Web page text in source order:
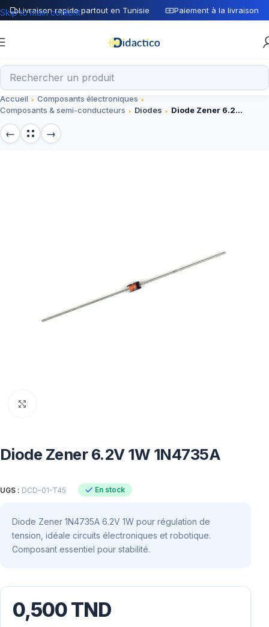
Livraison rapide partout en Tunisie Paiement à la livraison
Skip to main content
Accueil
Composants électroniques
Composants & semi-conducteurs
Diodes Diode Zener 6.2V 1W 1N4735A
Diode Zener 6.2V 1W 1N4735A
UGS : DCD-01-T45 En stock
Diode Zener 1N4735A 6.2V 1W pour régulation de
tension, idéale circuits électroniques et robotique.
Composant essentiel pour stabilité.
0,500TND